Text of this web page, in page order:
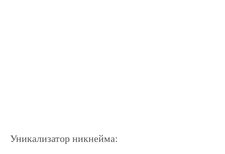
Уникализатор никнейма: